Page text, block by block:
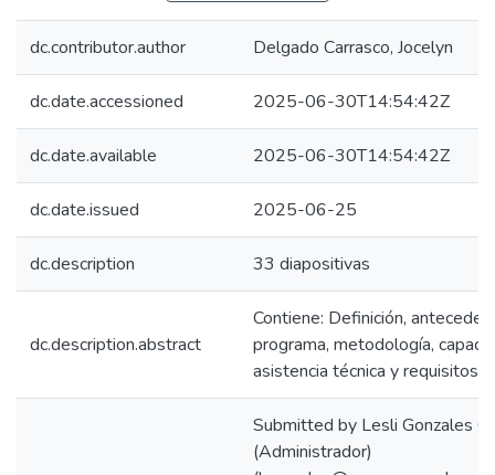
dc.contributor.author Delgado Carrasco, Jocelyn
dc.date.accessioned 2025-06-30T14:54:42Z
dc.date.available 2025-06-30T14:54:42Z
dc.date.issued 2025-06-25
dc.description 33 diapositivas
dc.description.abstract
Contiene: Definición,
programa, metodología,
asistencia técnica y requisitos.
Submitted by Lesli Gonzales
(Administrador)